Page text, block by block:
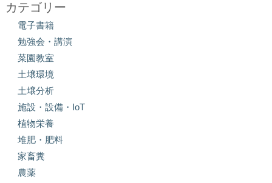
カテゴリー
電子書籍
勉強会・講演
菜園教室
土壌環境
土壌分析
施設・設備・IoT
植物栄養
堆肥・肥料
家畜糞
農薬